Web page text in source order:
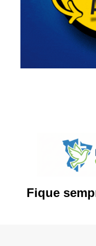
Fique